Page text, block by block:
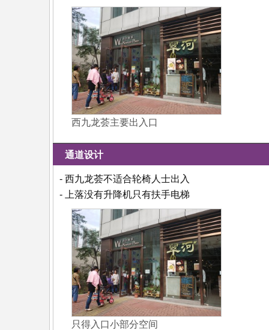
西九龙荟主要出入口
通道设计
- 西九龙荟不适合轮椅人士出入
- 上落没有升降机只有扶手电梯
只得入口小部分空间